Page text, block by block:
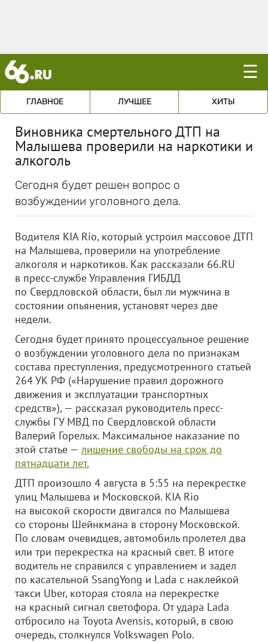
☰
ГЛАВНОЕ ЛУЧШЕЕ ХИТЫ
Виновника смертельного ДТП на
Малышева проверили на наркотики и
алкоголь
Сегодня будет решен вопрос о
возбуждении уголовного дела.
Водителя KIA Rio, который устроил массовое ДТП
на Малышева, проверили на употребление
алкоголя и наркотиков. Как рассказали 66.RU
в пресс-службе Управления ГИБДД
по Свердловской области, был ли мужчина в
состоянии опьянения, установят через две
недели.
Сегодня будет принято процессуальное решение
о возбуждении уголовного дела по признакам
состава преступления, предусмотренного статьей
264 УК РФ («Нарушение правил дорожного
движения и эксплуатации транспортных
средств»), — рассказал руководитель пресс-
службы ГУ МВД по Свердловской области
Валерий Горелых. Максимальное наказание по
этой статье — лишение свободы на срок до
пятнадцати лет.
ДТП произошло 4 августа в 5:55 на перекрестке
улиц Малышева и Московской. KIA Rio
на высокой скорости двигался по Малышева
со стороны Шейнкмана в сторону Московской.
По словам очевидцев, автомобиль пролетел два
или три перекрестка на красный свет. В итоге
водитель не справился с управлением и задел
по касательной SsangYong и Lada с наклейкой
такси Uber, которая стояла на перекрестке
на красный сигнал светофора. От удара Lada
отбросило на Toyota Avensis, который, в свою
очередь, столкнулся Volkswagen Polo.